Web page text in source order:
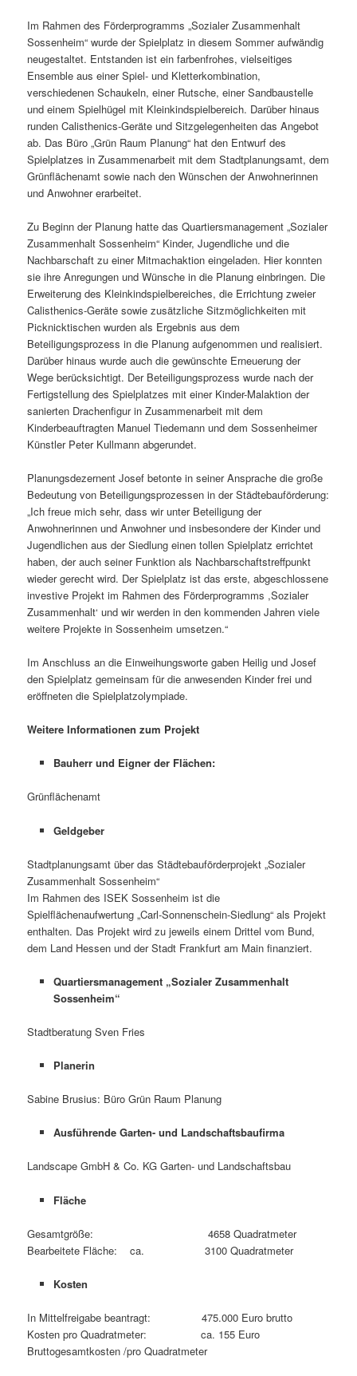
Im Rahmen des Förderprogramms „Sozialer Zusammenhalt
Sossenheim“ wurde der Spielplatz in diesem Sommer aufwändig
neugestaltet. Entstanden ist ein farbenfrohes, vielseitiges
Ensemble aus einer Spiel- und Kletterkombination,
verschiedenen Schaukeln, einer Rutsche, einer Sandbaustelle
und einem Spielhügel mit Kleinkindspielbereich. Darüber hinaus
runden Calisthenics-Geräte und Sitzgelegenheiten das Angebot
ab. Das Büro „Grün Raum Planung“ hat den Entwurf des
Spielplatzes in Zusammenarbeit mit dem Stadtplanungsamt, dem
Grünflächenamt sowie nach den Wünschen der Anwohnerinnen
und Anwohner erarbeitet.
Zu Beginn der Planung hatte das Quartiersmanagement „Sozialer
Zusammenhalt Sossenheim“ Kinder, Jugendliche und die
Nachbarschaft zu einer Mitmachaktion eingeladen. Hier konnten
sie ihre Anregungen und Wünsche in die Planung einbringen. Die
Erweiterung des Kleinkindspielbereiches, die Errichtung zweier
Calisthenics-Geräte sowie zusätzliche Sitzmöglichkeiten mit
Picknicktischen wurden als Ergebnis aus dem
Beteiligungsprozess in die Planung aufgenommen und realisiert.
Darüber hinaus wurde auch die gewünschte Erneuerung der
Wege berücksichtigt. Der Beteiligungsprozess wurde nach der
Fertigstellung des Spielplatzes mit einer Kinder-Malaktion der
sanierten Drachenfigur in Zusammenarbeit mit dem
Kinderbeauftragten Manuel Tiedemann und dem Sossenheimer
Künstler Peter Kullmann abgerundet.
Planungsdezernent Josef betonte in seiner Ansprache die große
Bedeutung von Beteiligungsprozessen in der Städtebauförderung:
„Ich freue mich sehr, dass wir unter Beteiligung der
Anwohnerinnen und Anwohner und insbesondere der Kinder und
Jugendlichen aus der Siedlung einen tollen Spielplatz errichtet
haben, der auch seiner Funktion als Nachbarschaftstreffpunkt
wieder gerecht wird. Der Spielplatz ist das erste, abgeschlossene
investive Projekt im Rahmen des Förderprogramms ,Sozialer
Zusammenhalt‘ und wir werden in den kommenden Jahren viele
weitere Projekte in Sossenheim umsetzen.“
Im Anschluss an die Einweihungsworte gaben Heilig und Josef
den Spielplatz gemeinsam für die anwesenden Kinder frei und
eröffneten die Spielplatzolympiade.
Weitere Informationen zum Projekt
Bauherr und Eigner der Flächen:
Grünflächenamt
Geldgeber
Stadtplanungsamt über das Städtebauförderprojekt „Sozialer
Zusammenhalt Sossenheim“
Im Rahmen des ISEK Sossenheim ist die
Spielflächenaufwertung „Carl-Sonnenschein-Siedlung“ als Projekt
enthalten. Das Projekt wird zu jeweils einem Drittel vom Bund,
dem Land Hessen und der Stadt Frankfurt am Main finanziert.
Quartiersmanagement „Sozialer Zusammenhalt
Sossenheim“
Stadtberatung Sven Fries
Planerin
Sabine Brusius: Büro Grün Raum Planung
Ausführende Garten- und Landschaftsbaufirma
Landscape GmbH & Co. KG Garten- und Landschaftsbau
Fläche
Gesamtgröße: 4658 Quadratmeter
Bearbeitete Fläche: ca. 3100 Quadratmeter
Kosten
In Mittelfreigabe beantragt: 475.000 Euro brutto
Kosten pro Quadratmeter: ca. 155 Euro
Bruttogesamtkosten /pro Quadratmeter